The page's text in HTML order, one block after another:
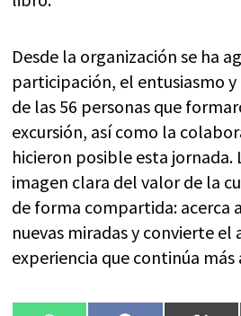
Desde la organización se ha
participación, el entusiasmo
de las 56 personas que
excursión, así como la
hicieron posible esta jornada.
imagen clara del valor de la
de forma compartida: acerca
nuevas miradas y convierte el
experiencia que continúa